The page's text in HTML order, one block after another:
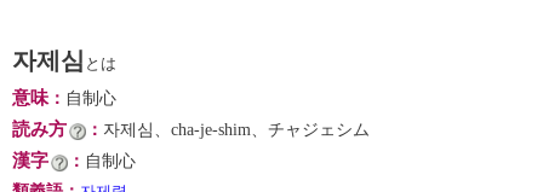
자제심 とは
意味： 自制心
読み方 ： 자제심、cha-je-shim、チャジェシム
漢字 ： 自制心